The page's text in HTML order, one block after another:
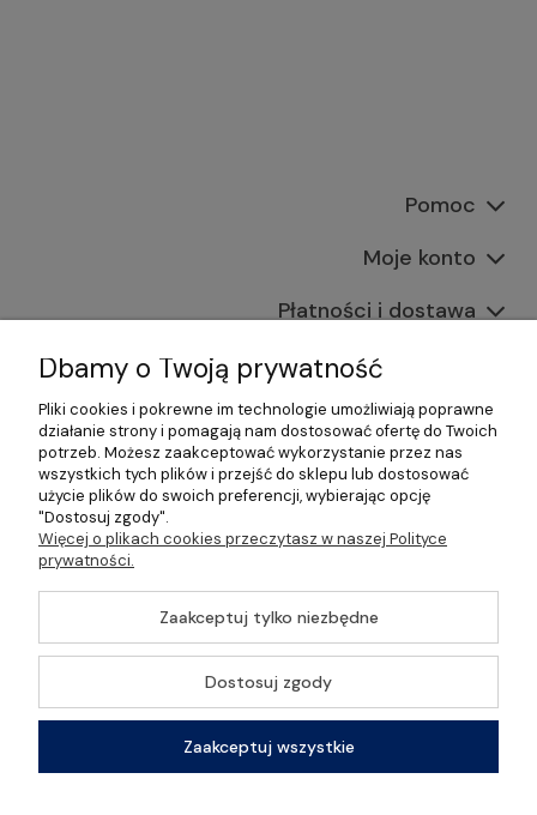
Pomoc
Moje konto
Płatności i dostawa
Informacje
O nas
©2026 Wszelkie Prawa Zastrzeżone | Gastrosklep |
Wyposażenie gastronomii, restauracji oraz barów
Szablon Master byEcommercy
Pokaż pełną wersję strony
Sklep internetowy Shoper Premium
Dbamy o Twoją prywatność
Pliki cookies i pokrewne im technologie umożliwiają poprawne
działanie strony i pomagają nam dostosować ofertę do Twoich
potrzeb. Możesz zaakceptować wykorzystanie przez nas
wszystkich tych plików i przejść do sklepu lub dostosować
użycie plików do swoich preferencji, wybierając opcję
"Dostosuj zgody".
Więcej o plikach cookies przeczytasz w naszej Polityce
prywatności.
Zaakceptuj tylko niezbędne
Dostosuj zgody
Zaakceptuj wszystkie